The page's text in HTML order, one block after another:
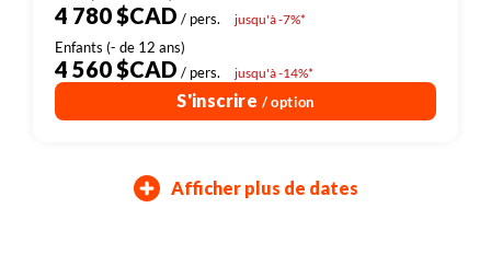
4 780 $CAD / pers. jusqu'à -7%*
4 560 $CAD / pers. jusqu'à -14%*
S'inscrire / option
Afficher plus de dates